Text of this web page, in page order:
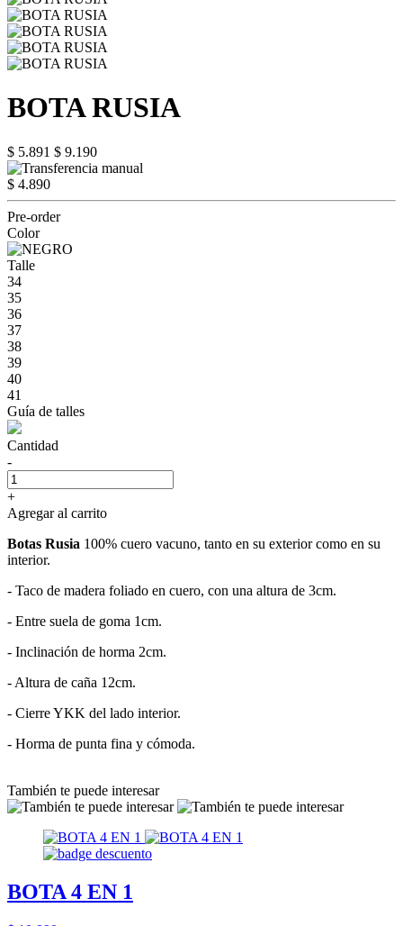
BOTA RUSIA
$ 5.891 $ 9.190
$ 4.890
Pre-order
Color
Talle
34
35
36
37
38
39
40
41
Guía de talles
Cantidad
-
+
Agregar al carrito
Botas Rusia 100% cuero vacuno, tanto en su exterior como en su
interior.
- Taco de madera foliado en cuero, con una altura de 3cm.
- Entre suela de goma 1cm.
- Inclinación de horma 2cm.
- Altura de caña 12cm.
- Cierre YKK del lado interior.
- Horma de punta fina y cómoda.
También te puede interesar
BOTA 4 EN 1